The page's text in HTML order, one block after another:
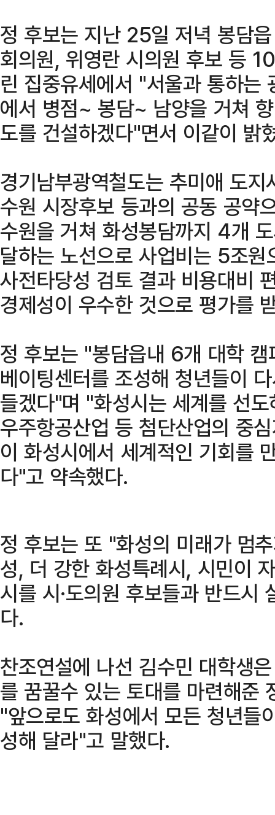
정 후보는 지난 25일 저녁 봉담
회의원, 위영란 시의원 후보 등
린 집중유세에서 "서울과 통하는
에서 병점~ 봉담~ 남양을 거쳐
도를 건설하겠다"면서 이같이 밝
경기남부광역철도는 추미애 도
수원 시장후보 등과의 공동 공약
수원을 거쳐 화성봉담까지 4개
달하는 노선으로 사업비는 5조
사전타당성 검토 결과 비용대비
경제성이 우수한 것으로 평가를
정 후보는 "봉담읍내 6개 대학
베이팅센터를 조성해 청년들이
들겠다"며 "화성시는 세계를 선
우주항공산업 등 첨단산업의 중
이 화성시에서 세계적인 기회를
다"고 약속했다.
정 후보는 또 "화성의 미래가 멈
성, 더 강한 화성특례시, 시민이
시를 시·도의원 후보들과 반드시
다.
찬조연설에 나선 김수민 대학생
를 꿈꿀수 있는 토대를 마련해준
"앞으로도 화성에서 모든 청년들
성해 달라"고 말했다.